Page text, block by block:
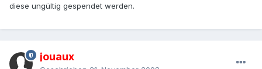
diese ungültig gespendet werden.
jouaux